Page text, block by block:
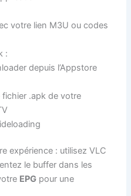
votre lien M3U ou codes
:
depuis l’Appstore
fichier .apk de votre
expérience : utilisez VLC
le buffer dans les
EPG pour une